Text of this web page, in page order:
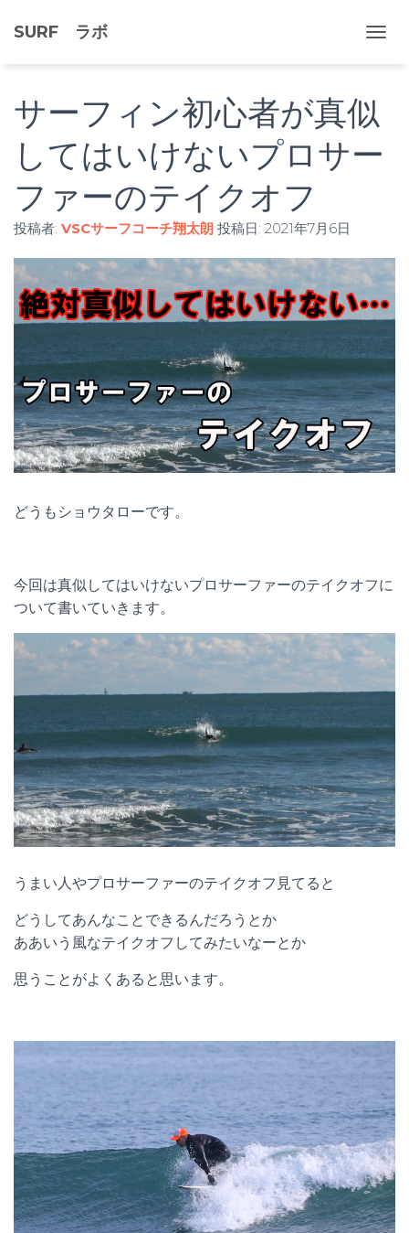
SURF ラボ
シ
ン
サーフィン初心者が真似
してはいけないプロサー
ファーのテイクオフ
投稿者: VSCサーフコーチ翔太朗 投稿日: 2021年7月6日
どうもショウタローです。
今回は真似してはいけないプロサーファーのテイクオフに
ついて書いていきます。
うまい人やプロサーファーのテイクオフ見てると
どうしてあんなことできるんだろうとか
ああいう風なテイクオフしてみたいなーとか
思うことがよくあると思います。